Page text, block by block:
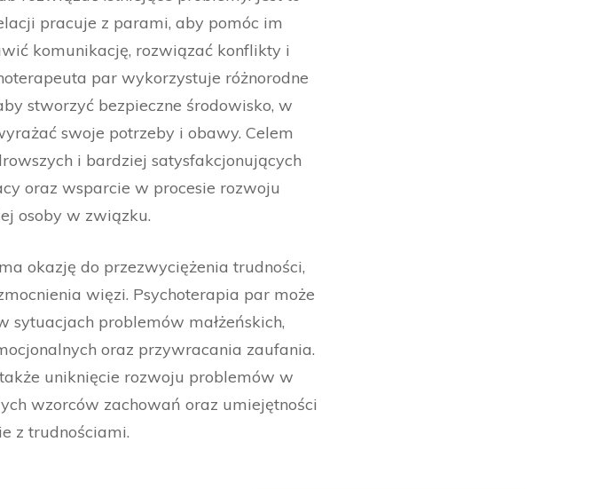
pracuje z parami, aby pomóc im
komunikację, rozwiązać konflikty i
par wykorzystuje różnorodne
stworzyć bezpieczne środowisko, w
swoje potrzeby i obawy. Celem
i bardziej satysfakcjonujących
oraz wsparcie w procesie rozwoju
osoby w związku.
okazję do przezwyciężenia trudności,
więzi. Psychoterapia par może
problemów małżeńskich,
oraz przywracania zaufania.
uniknięcie rozwoju problemów w
wzorców zachowań oraz umiejętności
z trudnościami.